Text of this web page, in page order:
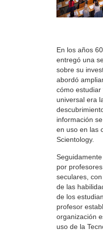
En los años
entregó una
sobre su
abordó
cómo estudiar
universal era
información
en uso en las
Scientology.
por
seculares,
de las
de los
profesor
organización
uso de la